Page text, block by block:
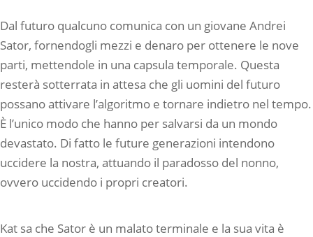
Dal futuro qualcuno comunica con un giovane Andrei
Sator, fornendogli mezzi e denaro per ottenere le nove
parti, mettendole in una capsula temporale. Questa
resterà sotterrata in attesa che gli uomini del futuro
possano attivare l’algoritmo e tornare indietro nel tempo.
È l’unico modo che hanno per salvarsi da un mondo
devastato. Di fatto le future generazioni intendono
uccidere la nostra, attuando il paradosso del nonno,
ovvero uccidendo i propri creatori.
Kat sa che Sator è un malato terminale e la sua vita è